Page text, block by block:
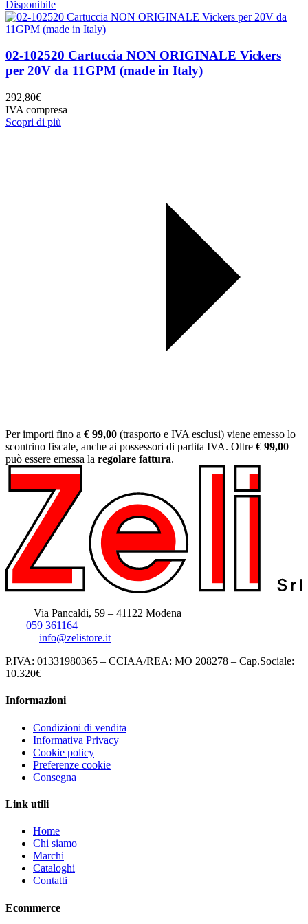
Disponibile
02-102520 Cartuccia NON ORIGINALE Vickers
per 20V da 11GPM (made in Italy)
292,80€
IVA compresa
Scopri di più
Per importi fino a € 99,00 (trasporto e IVA esclusi) viene emesso lo
scontrino fiscale, anche ai possessori di partita IVA. Oltre € 99,00
può essere emessa la regolare fattura.
Via Pancaldi, 59 – 41122 Modena
059 361164
info@zelistore.it
P.IVA: 01331980365 – CCIAA/REA: MO 208278 – Cap.Sociale:
10.320€
Informazioni
Condizioni di vendita
Informativa Privacy
Cookie policy
Preferenze cookie
Consegna
Link utili
Home
Chi siamo
Marchi
Cataloghi
Contatti
Ecommerce